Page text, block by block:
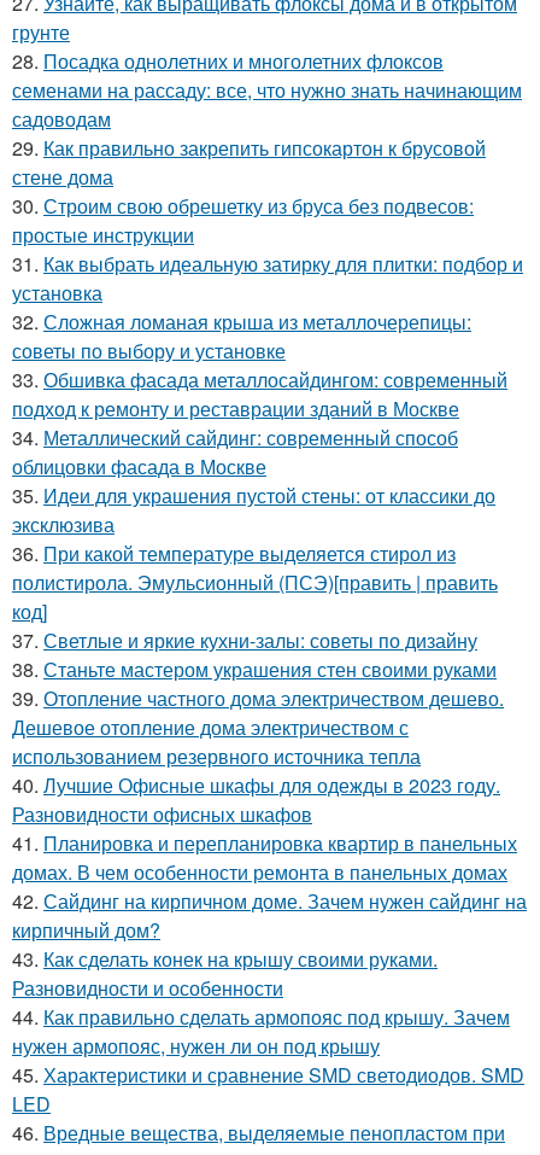
грунте
28. Посадка однолетних и многолетних флоксов
семенами на рассаду: все, что нужно знать начинающим
садоводам
29. Как правильно закрепить гипсокартон к брусовой
стене дома
30. Строим свою обрешетку из бруса без подвесов:
простые инструкции
31. Как выбрать идеальную затирку для плитки: подбор и
установка
32. Сложная ломаная крыша из металлочерепицы:
советы по выбору и установке
33. Обшивка фасада металлосайдингом: современный
подход к ремонту и реставрации зданий в Москве
34. Металлический сайдинг: современный способ
облицовки фасада в Москве
35. Идеи для украшения пустой стены: от классики до
эксклюзива
36. При какой температуре выделяется стирол из
полистирола. Эмульсионный (ПСЭ)[править | править
код]
37. Светлые и яркие кухни-залы: советы по дизайну
38. Станьте мастером украшения стен своими руками
39. Отопление частного дома электричеством дешево.
Дешевое отопление дома электричеством с
использованием резервного источника тепла
40. Лучшие Офисные шкафы для одежды в 2023 году.
Разновидности офисных шкафов
41. Планировка и перепланировка квартир в панельных
домах. В чем особенности ремонта в панельных домах
42. Сайдинг на кирпичном доме. Зачем нужен сайдинг на
кирпичный дом?
43. Как сделать конек на крышу своими руками.
Разновидности и особенности
44. Как правильно сделать армопояс под крышу. Зачем
нужен армопояс, нужен ли он под крышу
45. Характеристики и сравнение SMD светодиодов. SMD
LED
46. Вредные вещества, выделяемые пенопластом при